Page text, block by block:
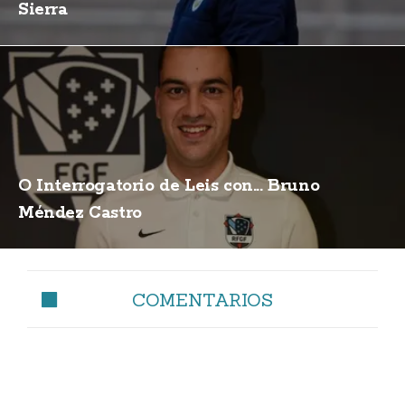
Sierra
O Interrogatorio de Leis con... Bruno
Méndez Castro
COMENTARIOS